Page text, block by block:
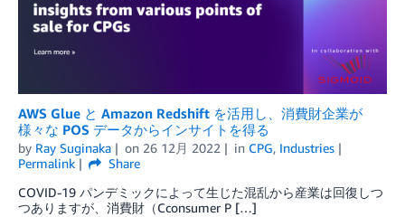
AWS Glue と Amazon Redshift を活用し、消費財企業が
様々な POS データからインサイトを得る
by Ray Suginaka on 26 12月 2022 in CPG, Industries
Permalink
Share
COVID-19 パンデミックによって生じた混乱から産業は回復しつ
つありますが、消費財（Cconsumer P […]